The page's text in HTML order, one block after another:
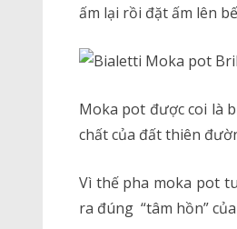
ấm lại rồi đặt ấm lên
Moka pot được coi là
chất của đất thiên
Vì thế pha moka pot
ra đúng “tâm hồn”